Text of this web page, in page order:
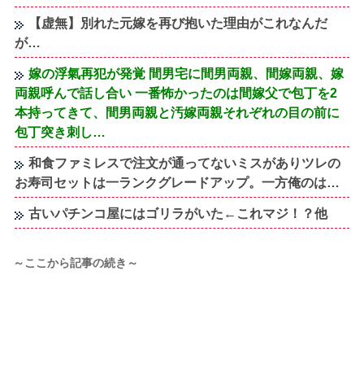
【虚無】別れた元嫁を再び抱いた理由がこれなんだ
が…
嫁の浮氣再犯が発覚 間男宅に間男両親、間嫁両親、嫁
両親呼んで話し合い 一番怖かったのは間嫁父で包丁を2
本持ってきて、間男両親と汚嫁両親それぞれの目の前に
包丁突き刺し…
和食ファミレスで注文が通ってないミスがありツレの
お寿司セットは一ランクグレードアップ。一方俺のは…
古いパチンコ屋にはゴリラがいた←これマジ！？他
～ここから記事の続き～